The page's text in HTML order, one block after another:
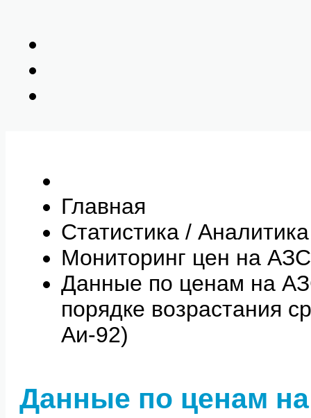
Главная
Статистика / Аналитика
Мониторинг цен на
Данные по ценам на
порядке возрастания
Аи-92)
Данные по ценам